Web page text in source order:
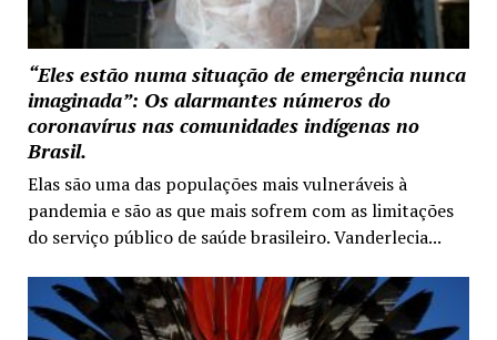
“Eles estão numa situação de emergência nunca
imaginada”: Os alarmantes números do
coronavírus nas comunidades indígenas no
Brasil.
Elas são uma das populações mais vulneráveis à
pandemia e são as que mais sofrem com as limitações
do serviço público de saúde brasileiro. Vanderlecia...